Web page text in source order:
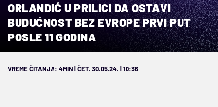
ORLANDIĆ U PRILICI DA OSTAVI
BUDUĆNOST BEZ EVROPE PRVI PUT
POSLE 11 GODINA
VREME ČITANJA: 4MIN | ČET. 30.05.24. | 10:36